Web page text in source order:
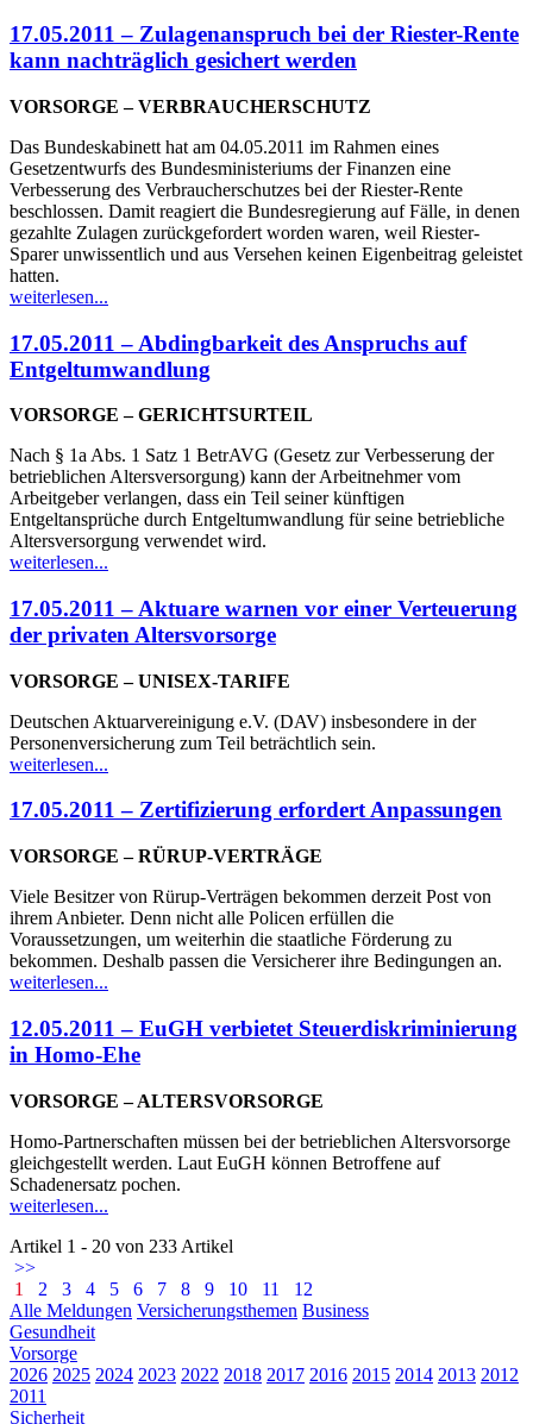
17.05.2011 – Zulagenanspruch bei der Riester-Rente
kann nachträglich gesichert werden
VORSORGE – VERBRAUCHERSCHUTZ
Das Bundeskabinett hat am 04.05.2011 im Rahmen eines
Gesetzentwurfs des Bundesministeriums der Finanzen eine
Verbesserung des Verbraucherschutzes bei der Riester-Rente
beschlossen. Damit reagiert die Bundesregierung auf Fälle, in denen
gezahlte Zulagen zurückgefordert worden waren, weil Riester-
Sparer unwissentlich und aus Versehen keinen Eigenbeitrag geleistet
hatten.
weiterlesen...
17.05.2011 – Abdingbarkeit des Anspruchs auf
Entgeltumwandlung
VORSORGE – GERICHTSURTEIL
Nach § 1a Abs. 1 Satz 1 BetrAVG (Gesetz zur Verbesserung der
betrieblichen Altersversorgung) kann der Arbeitnehmer vom
Arbeitgeber verlangen, dass ein Teil seiner künftigen
Entgeltansprüche durch Entgeltumwandlung für seine betriebliche
Altersversorgung verwendet wird.
weiterlesen...
17.05.2011 – Aktuare warnen vor einer Verteuerung
der privaten Altersvorsorge
VORSORGE – UNISEX-TARIFE
Deutschen Aktuarvereinigung e.V. (DAV) insbesondere in der
Personenversicherung zum Teil beträchtlich sein.
weiterlesen...
17.05.2011 – Zertifizierung erfordert Anpassungen
VORSORGE – RÜRUP-VERTRÄGE
Viele Besitzer von Rürup-Verträgen bekommen derzeit Post von
ihrem Anbieter. Denn nicht alle Policen erfüllen die
Voraussetzungen, um weiterhin die staatliche Förderung zu
bekommen. Deshalb passen die Versicherer ihre Bedingungen an.
weiterlesen...
12.05.2011 – EuGH verbietet Steuerdiskriminierung
in Homo-Ehe
VORSORGE – ALTERSVORSORGE
Homo-Partnerschaften müssen bei der betrieblichen Altersvorsorge
gleichgestellt werden. Laut EuGH können Betroffene auf
Schadenersatz pochen.
weiterlesen...
Artikel 1 - 20 von 233 Artikel
>>
1
2 3 4 5 6 7 8 9 10 11
12
Alle Meldungen Versicherungsthemen Business
Gesundheit
Vorsorge
2026 2025 2024 2023 2022 2018 2017 2016 2015 2014 2013 2012
2011
Sicherheit